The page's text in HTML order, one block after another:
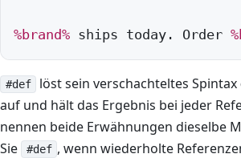
%brand% ships today. Order
#def löst sein verschachteltes Spintax
auf und hält das Ergebnis bei jeder
nennen beide Erwähnungen dieselbe
Sie
#def , wenn wiederholte